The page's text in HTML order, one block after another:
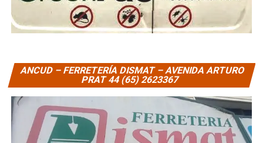
ANCUD – FERRETERÍA DISMAT – AVENIDA ARTURO
PRAT 44 (65) 2623367